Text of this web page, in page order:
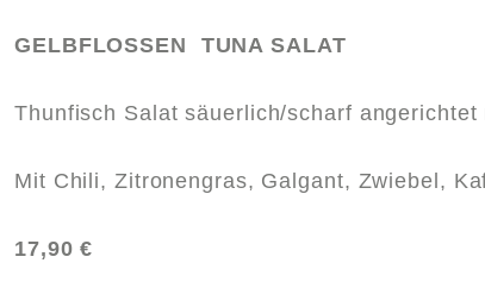
GELBFLOSSEN TUNA SALAT
Thunfisch Salat säuerlich/scharf angerichtet
Mit Chili, Zitronengras, Galgant, Zwiebel,
17,90 €